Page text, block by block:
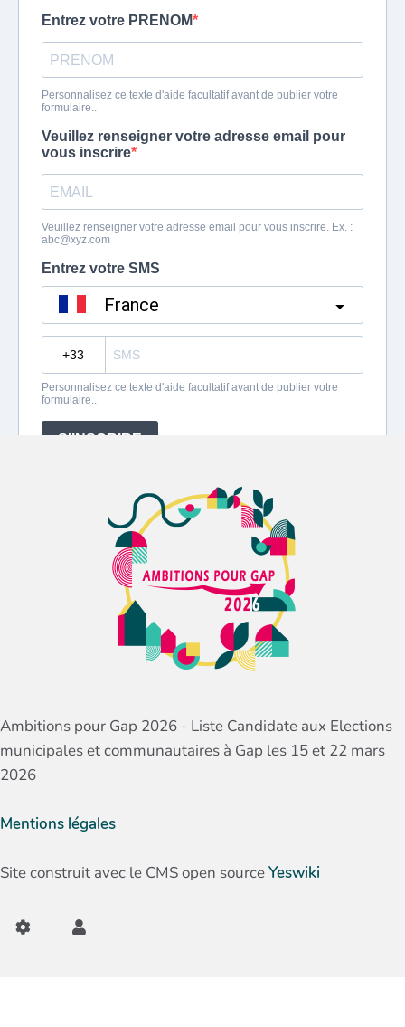
Ambitions pour Gap 2026 - Liste Candidate aux Elections
municipales et communautaires à Gap les 15 et 22 mars
2026
Mentions légales
Site construit avec le CMS open sourceYeswiki